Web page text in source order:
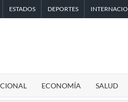
ESTADOS DEPORTES
ECONOMÍA SALUD